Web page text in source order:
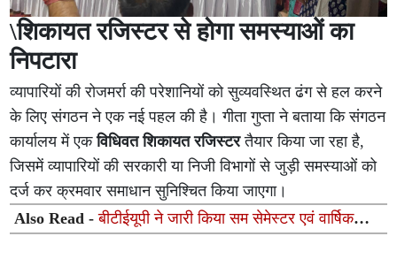
\शिकायत रजिस्टर से होगा समस्याओं का
निपटारा
व्यापारियों की रोजमर्रा की परेशानियों को सुव्यवस्थित ढंग से हल करने
के लिए संगठन ने एक नई पहल की है। गीता गुप्ता ने बताया कि संगठन
कार्यालय में एकविधिवत शिकायत रजिस्टरतैयार किया जा रहा है,
जिसमें व्यापारियों की सरकारी या निजी विभागों से जुड़ी समस्याओं को
दर्ज कर क्रमवार समाधान सुनिश्चित किया जाएगा।
Also Read -बीटीईयूपी ने जारी किया सम सेमेस्टर एवं वार्षिक
परीक्षा-2026 का परिणाम, दूसरे सेमेस्टर का रिजल्ट 66.90% और